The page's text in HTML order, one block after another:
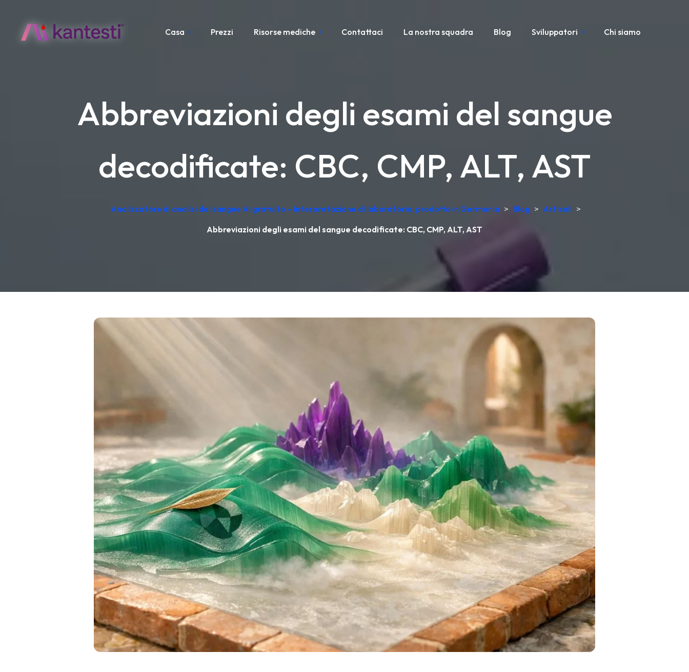
Casa Prezzi Risorse mediche Contattaci La nostra squadra Blog Sviluppatori Chi siamo
Abbreviazioni degli esami del sangue
decodificate: CBC, CMP, ALT, AST
Analizzatore di analisi del sangue AI gratuito – Interpretazione di laboratorio, prodotto in Germania > Blog > Articoli >
Abbreviazioni degli esami del sangue decodificate: CBC, CMP, ALT, AST